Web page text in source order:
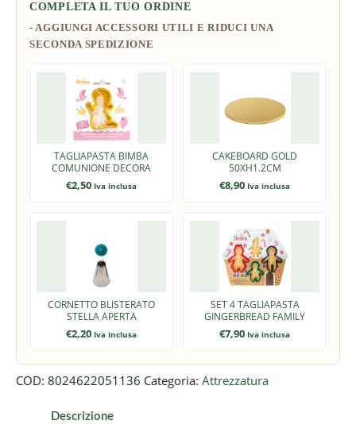
COMPLETA IL TUO ORDINE
TAGLIAPASTA BIMBA
COMUNIONE DECORA
€2,50 Iva inclusa
CAKEBOARD GOLD
50XH1.2CM
€8,90 Iva inclusa
CORNETTO BLISTERATO
STELLA APERTA
€2,20 Iva inclusa
SET 4 TAGLIAPASTA
GINGERBREAD FAMILY
€7,90 Iva inclusa
COD: 8024622051136 Categoria: Attrezzatura
Descrizione